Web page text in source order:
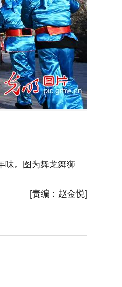
味。图为舞龙舞狮
[责编：赵金悦]